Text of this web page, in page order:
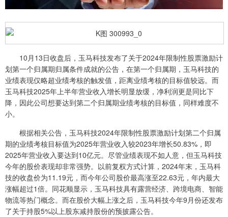
10月13日收盘后，玉马科技发布了关于2024年限制性股票激励计
划第一个归属期归属条件成就的公告，在第一个归属期，玉马科技的
业绩表现仅略超业绩考核的触发值，距离业绩考核的目标值较远。而
玉马科技2025年上半年营业收入增长明显放缓，净利润更是同比下
降，因此公司想要达到第二个归属期业绩考核的目标值，同样难度不
小。
根据相关公告，玉马科技2024年限制性股票激励计划第二个归属
期的业绩考核目标值为2025年营业收入较2023年增长50.83%，即
2025年营业收入要达到10亿元。尽管业绩表现不如人意，但玉马科技
今年的股价表现却非常强势。以前复权方式计算，2024年末，玉马科
技的收盘价为11.19元，而今年公司股价最高涨至22.63元，年内最大
涨幅超过1倍。同花顺显示，玉马科技具有露营经济、跨境电商、智能
物流等热门概念。而在股价大幅上涨之后，玉马科技今年9月份还发布
了关于持股5%以上股东减持股份的预披露公告。